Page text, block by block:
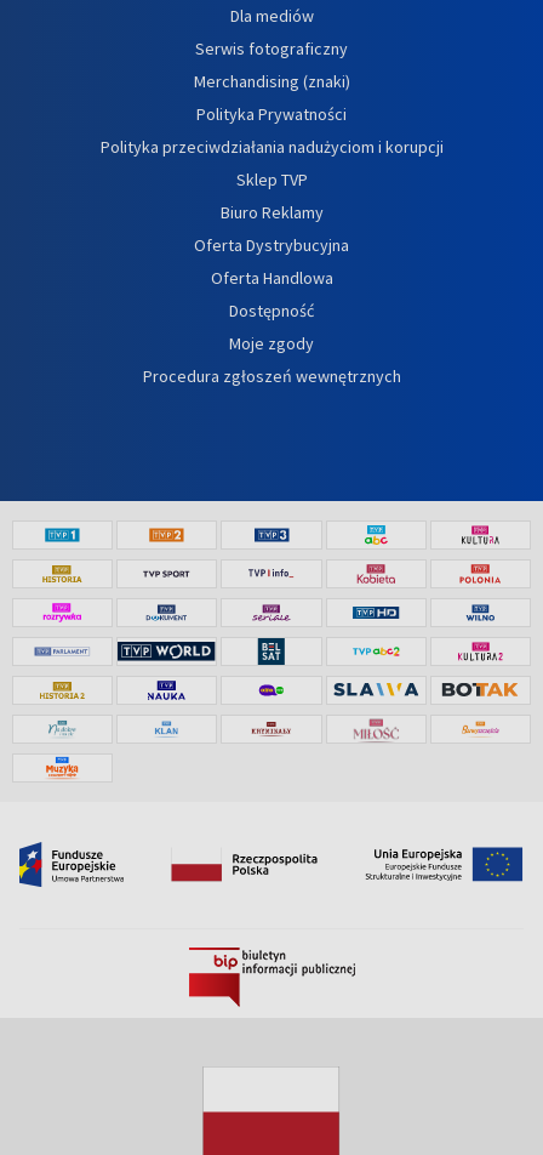
Dla mediów
Serwis fotograficzny
Merchandising (znaki)
Polityka Prywatności
Polityka przeciwdziałania nadużyciom i korupcji
Sklep TVP
Biuro Reklamy
Oferta Dystrybucyjna
Oferta Handlowa
Dostępność
Moje zgody
Procedura zgłoszeń wewnętrznych